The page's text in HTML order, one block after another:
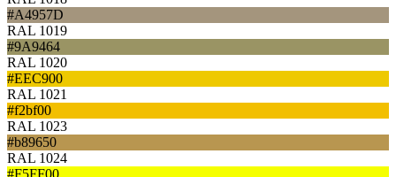
#A4957D
RAL 1019
#9A9464
RAL 1020
#EEC900
RAL 1021
#f2bf00
RAL 1023
#b89650
RAL 1024
#F5FF00